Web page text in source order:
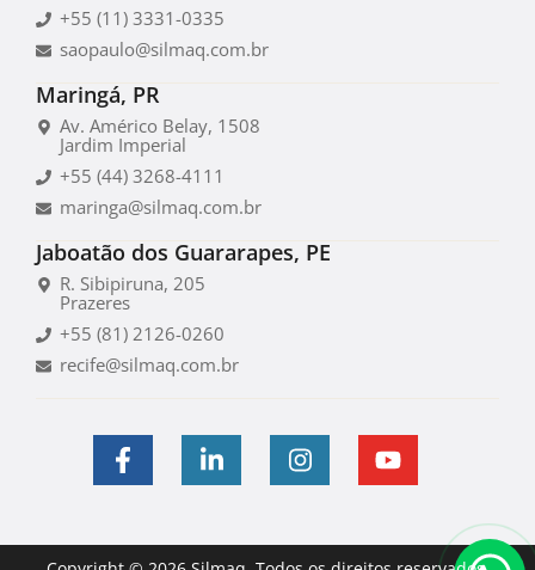
+55 (11) 3331-0335
saopaulo@silmaq.com.br
Maringá, PR
Av. Américo Belay, 1508
Jardim Imperial
+55 (44) 3268-4111
maringa@silmaq.com.br
Jaboatão dos Guararapes, PE
R. Sibipiruna, 205
Prazeres
+55 (81) 2126-0260
recife@silmaq.com.br